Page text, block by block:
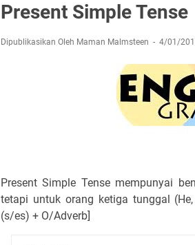
Present Simple Tense
Dipublikasikan Oleh Maman Malmsteen 4/01/
Present Simple Tense mempunyai
tetapi untuk orang ketiga tunggal
(s/es) + O/Adverb]